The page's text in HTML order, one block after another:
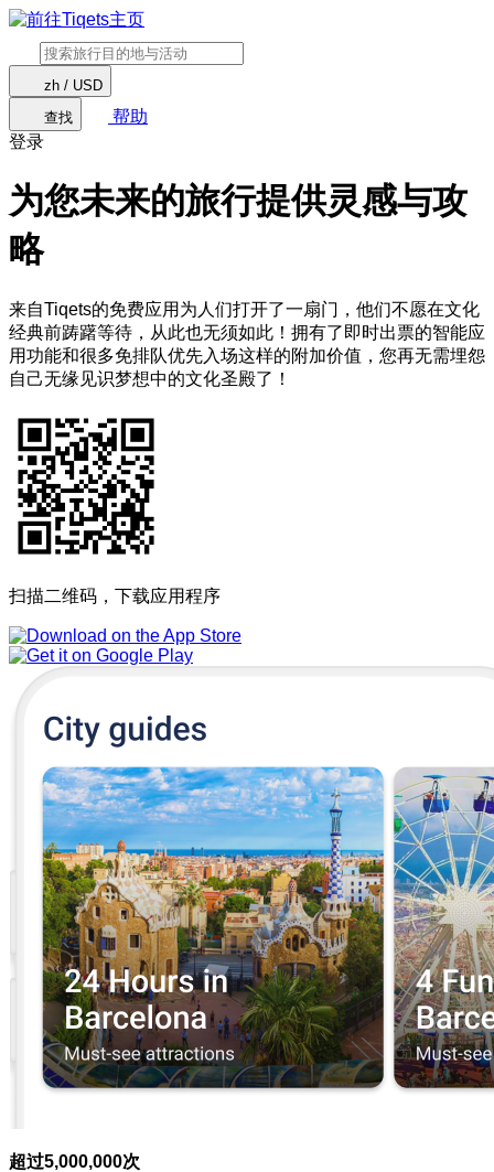
zh / USD
查找
帮助
登录
为您未来的旅行提供灵感与攻
略
来自Tiqets的免费应用为人们打开了一扇门，他们不愿在文化
经典前踌躇等待，从此也无须如此！拥有了即时出票的智能应
用功能和很多免排队优先入场这样的附加价值，您再无需埋怨
自己无缘见识梦想中的文化圣殿了！
扫描二维码，下载应用程序
超过5,000,000次